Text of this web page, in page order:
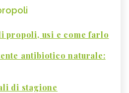
propoli, usi e come farlo
antibiotico naturale:
di stagione